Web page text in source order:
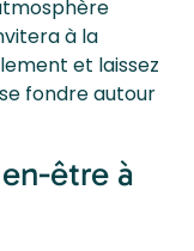
à la
et laissez
fondre autour
être à